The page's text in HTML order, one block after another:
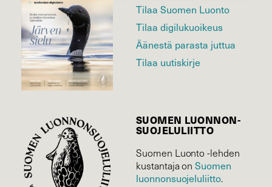
Tilaa Suomen Luonto
Tilaa digilukuoikeus
Äänestä parasta juttua
Tilaa uutiskirje
SUOMEN LUONNON­
SUOJELU­LIITTO
Suomen Luonto -lehden
kustantaja onSuomen
luonnonsuojelu­liitto.